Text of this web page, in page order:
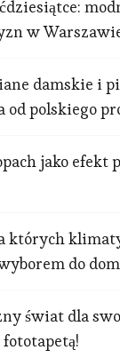
w
damskie i
od polskiego
jako efekt
których
do
świat dla